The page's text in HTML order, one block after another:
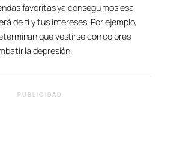
favoritas ya conseguimos esa
de ti y tus intereses. Por ejemplo,
que vestirse con colores
la depresión.
PUBLICIDAD